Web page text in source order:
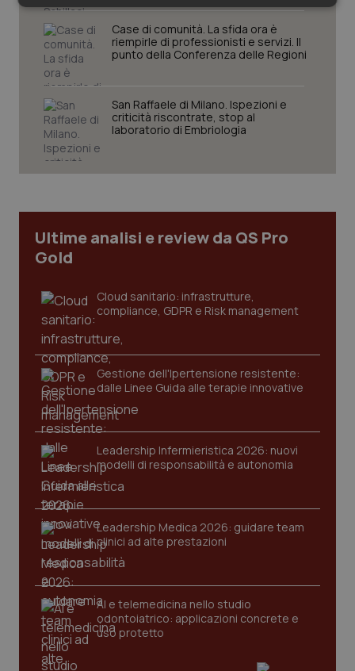
Vaccini
Case di comunità. La sfida ora è
riempirle di professionisti e servizi. Il
punto della Conferenza delle Regioni
San Raffaele di Milano. Ispezioni e
criticità riscontrate, stop al
laboratorio di Embriologia
Ultime analisi e review da QS Pro
Gold
Cloud sanitario: infrastrutture,
compliance, GDPR e Risk management
Gestione dell'Ipertensione resistente:
dalle Linee Guida alle terapie innovative
Leadership Infermieristica 2026: nuovi
modelli di responsabilità e autonomia
Leadership Medica 2026: guidare team
clinici ad alte prestazioni
AI e telemedicina nello studio
odontoiatrico: applicazioni concrete e
uso protetto
Necessari Statistici Marketing
Necessari Statistici Marketing
I cookie necessari contribuiscono a rendere fruibile il
sito web abilitandone funzionalità di base quali la
navigazione sulle pagine e l'accesso alle aree
VISITOR_PRIVACY_METADATA
YouTube
CookieScriptConsent